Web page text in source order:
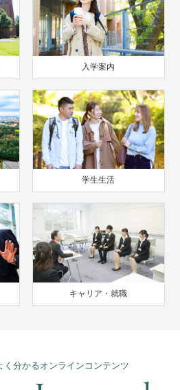
入学案内
学生生活
キャリア・就職
く分かるオンラインコンテンツ